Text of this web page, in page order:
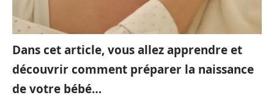
Dans cet article, vous allez apprendre et
découvrir comment préparer la naissance
de votre bébé…